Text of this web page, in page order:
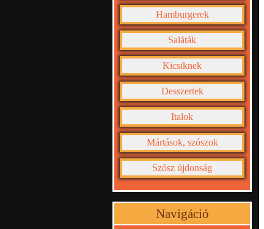
Hamburgerek
Saláták
Kicsiknek
Desszertek
Italok
Mártások, szószok
Szósz újdonság
Navigáció